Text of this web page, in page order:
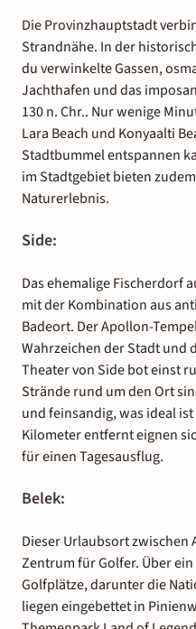
Die Provinzhauptstadt
Strandnähe. In der
du verwinkelte Gassen,
Jachthafen und das
130 n. Chr.. Nur wenige
Lara Beach und Konyaalti
Stadtbummel entspannen
im Stadtgebiet bieten
Naturerlebnis.
Side:
Das ehemalige Fischerdorf
mit der Kombination aus
Badeort. Der Apollon-
Wahrzeichen der Stadt und
Theater von Side bot einst
Strände rund um den Ort
und feinsandig, was ideal
Kilometer entfernt eignen
für einen Tagesausflug.
Belek:
Dieser Urlaubsort zwischen
Zentrum für Golfer. Über
Golfplätze, darunter die
liegen eingebettet in